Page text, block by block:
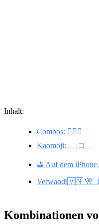
Inhalt:
Combos: 🏌️‍♀️⛳
Kaomoji: __|コ__
⛳ Auf dem
Verwandt🇻🇳 🎌
Kombinationen